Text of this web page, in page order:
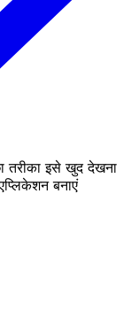
इसे खुद देखना
बनाएं